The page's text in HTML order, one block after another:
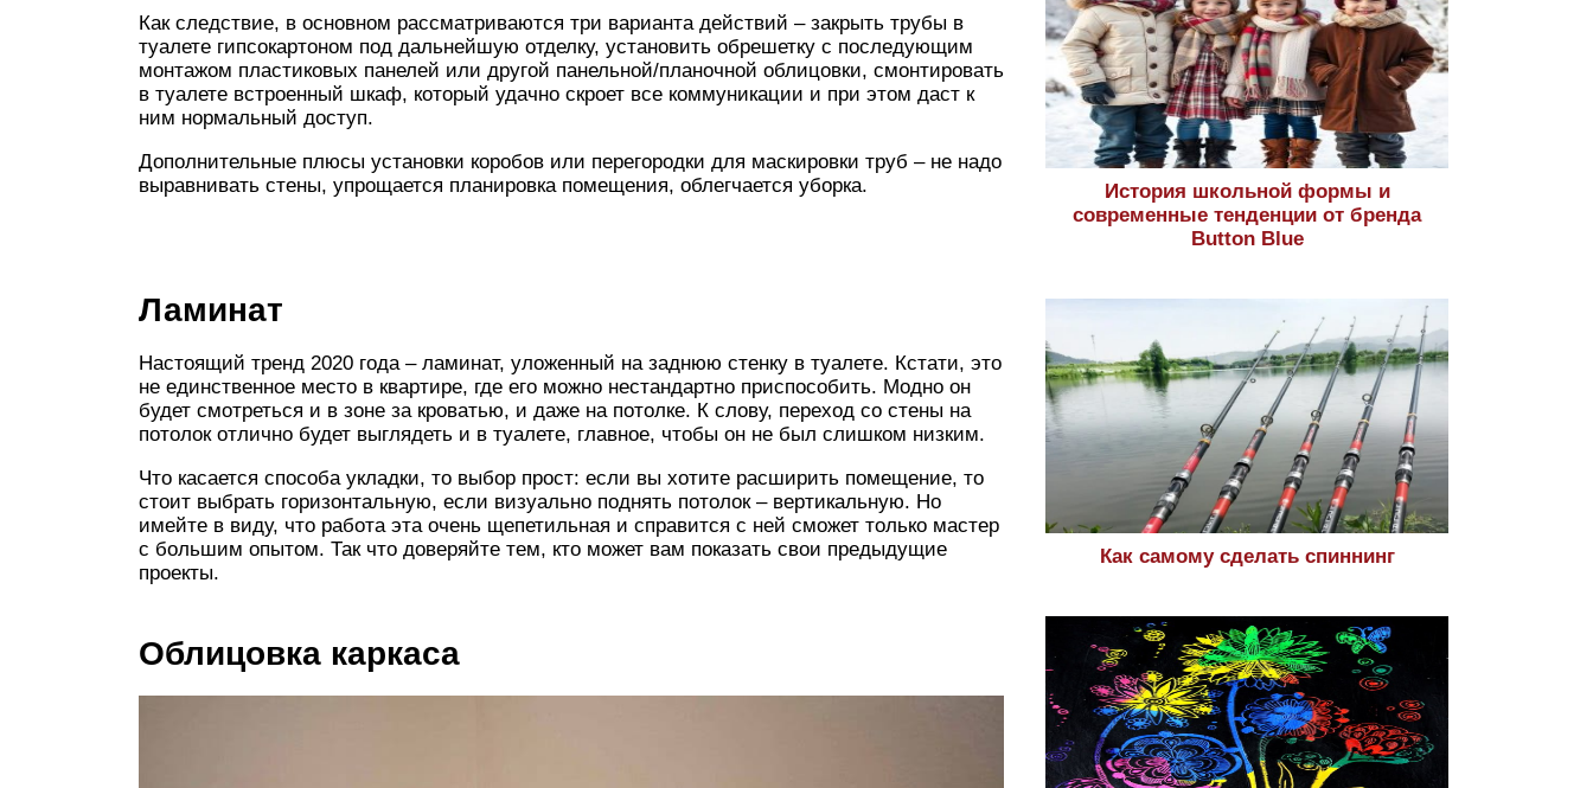
Как следствие, в основном рассматриваются три варианта действий – закрыть трубы в
туалете гипсокартоном под дальнейшую отделку, установить обрешетку с последующим
монтажом пластиковых панелей или другой панельной/планочной облицовки, смонтировать
в туалете встроенный шкаф, который удачно скроет все коммуникации и при этом даст к
ним нормальный доступ.
Дополнительные плюсы установки коробов или перегородки для маскировки труб – не надо
выравнивать стены, упрощается планировка помещения, облегчается уборка.
Ламинат
Настоящий тренд 2020 года – ламинат, уложенный на заднюю стенку в туалете. Кстати, это
не единственное место в квартире, где его можно нестандартно приспособить. Модно он
будет смотреться и в зоне за кроватью, и даже на потолке. К слову, переход со стены на
потолок отлично будет выглядеть и в туалете, главное, чтобы он не был слишком низким.
Что касается способа укладки, то выбор прост: если вы хотите расширить помещение, то
стоит выбрать горизонтальную, если визуально поднять потолок – вертикальную. Но
имейте в виду, что работа эта очень щепетильная и справится с ней сможет только мастер
с большим опытом. Так что доверяйте тем, кто может вам показать свои предыдущие
проекты.
Облицовка каркаса
История школьной формы и
современные тенденции от бренда
Button Blue
Как самому сделать спиннинг